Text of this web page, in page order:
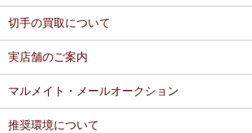
切手の買取について
実店舗のご案内
マルメイト・メールオークション
推奨環境について